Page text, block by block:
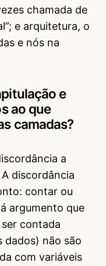
chamada de
e arquitetura, o
e nós na
e
ao que
camadas?
a
discordância
contar ou
argumento que
contada
dados) não são
com variáveis